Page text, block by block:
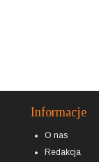
Informacje
O nas
Redakcja